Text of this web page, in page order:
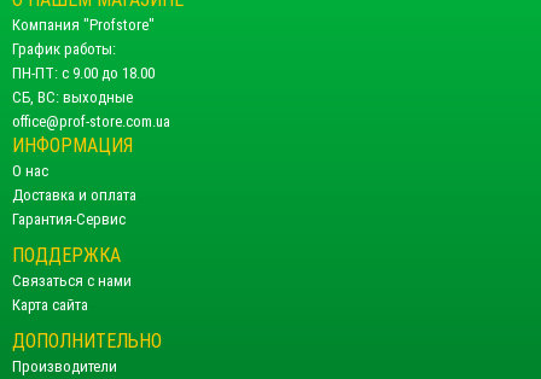
Компания "Profstore"
График работы:
ПН-ПТ: с 9.00 до 18.00
СБ, ВС: выходные
office@prof-store.com.ua
ИНФОРМАЦИЯ
О нас
Доставка и оплата
Гарантия-Сервис
ПОДДЕРЖКА
Связаться с нами
Карта сайта
ДОПОЛНИТЕЛЬНО
Производители